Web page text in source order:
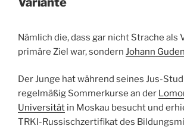
Nämlich die, dass gar nicht Strache als
primäre Ziel war, sondern Johann
Der Junge hat während seines Jus-
regelmäßig Sommerkurse an der
Universität in Moskau besucht und
TRKI-Russischzertifikat des